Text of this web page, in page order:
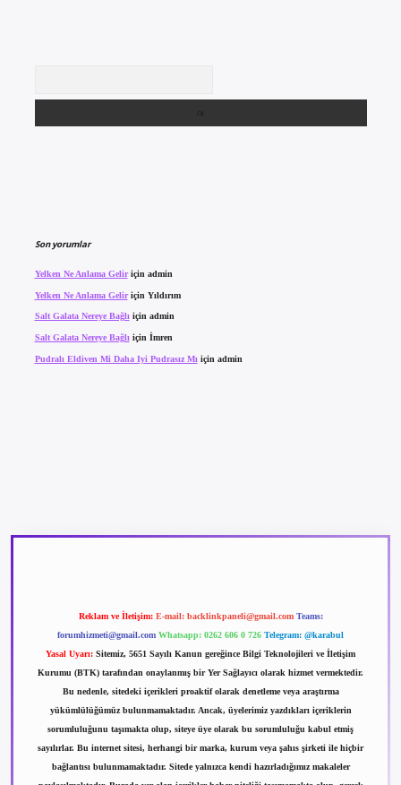
Son yorumlar
Yelken Ne Anlama Geliriçin admin
Yelken Ne Anlama Geliriçin Yıldırım
Salt Galata Nereye Bağlıiçin admin
Salt Galata Nereye Bağlı için İmren
Pudralı Eldiven Mi Daha Iyi Pudrasız Mı için admin
Reklam ve İletişim: E-mail: backlinkpaneli@gmail.com Teams:
forumhizmeti@gmail.com Whatsapp: 0262 606 0 726 Telegram: @karabul
Yasal Uyarı: Sitemiz, 5651 Sayılı Kanun gereğince Bilgi Teknolojileri ve İletişim
Kurumu (BTK) tarafından onaylanmış bir Yer Sağlayıcı olarak hizmet vermektedir.
Bu nedenle, sitedeki içerikleri proaktif olarak denetleme veya araştırma
yükümlülüğümüz bulunmamaktadır. Ancak, üyelerimiz yazdıkları içeriklerin
sorumluluğunu taşımakta olup, siteye üye olarak bu sorumluluğu kabul etmiş
sayılırlar. Bu internet sitesi, herhangi bir marka, kurum veya şahıs şirketi ile hiçbir
bağlantısı bulunmamaktadır. Sitede yalnızca kendi hazırladığımız makaleler